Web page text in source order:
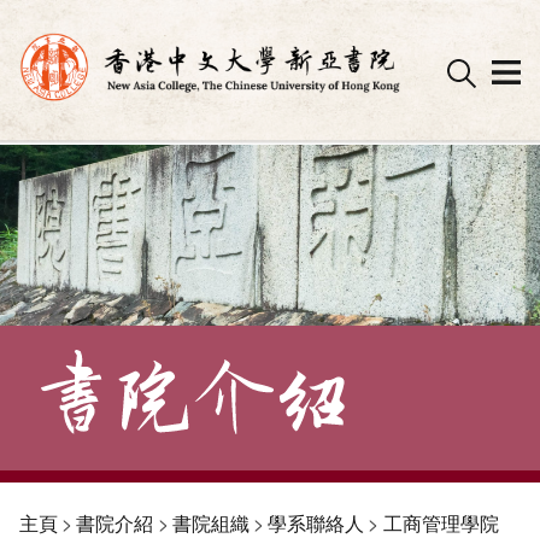
Skip
to
content
主頁> 書院介紹 > 書院組織> 學系聯絡人 > 工商管理學院